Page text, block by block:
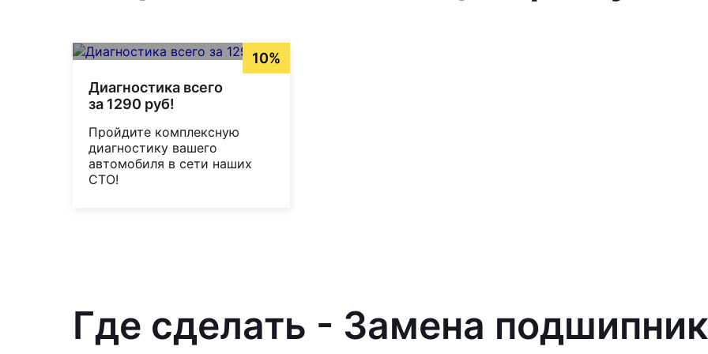
10%
Диагностика всего
за 1290 руб!
Пройдите комплексную
диагностику вашего
автомобиля в сети наших
СТО!
Где сделать - Замена